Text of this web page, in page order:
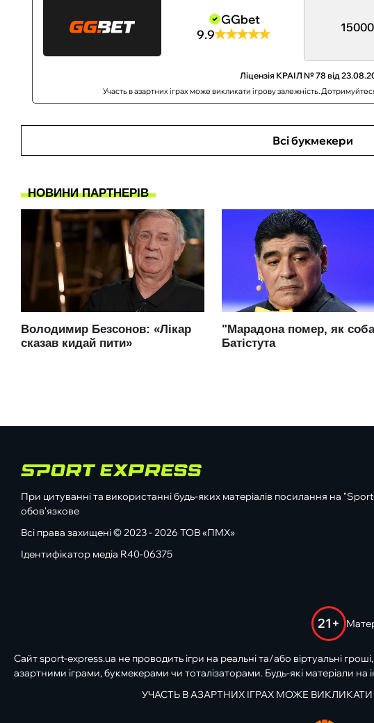
GGbet
9.9
Ліцензія КРАІЛ № 78 від
Участь в азартних іграх може викликати ігрову залежність.
Всі букмекери
При цитуванні та використанні будь-яких матеріалів посилання на
обов'язкове
Всі права захищені © 2023 - 2026 ТОВ «ПМХ»
Ідентифікатор медіа R40-06375
21+
Сайт sport-express.ua не проводить ігри на реальні та/або віртуальні
азартними іграми, букмекерами чи тоталізаторами. Будь-які матеріали
УЧАСТЬ В АЗАРТНИХ ІГРАХ МОЖЕ